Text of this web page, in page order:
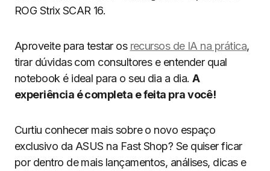
ROG Strix SCAR 16.
Aproveite para testar os recursos de IA na prática,
tirar dúvidas com consultores e entender qual
notebook é ideal para o seu dia a dia. A
experiência é completa e feita pra você!
Curtiu conhecer mais sobre o novo espaço
exclusivo da ASUS na Fast Shop? Se quiser ficar
por dentro de mais lançamentos, análises, dicas e